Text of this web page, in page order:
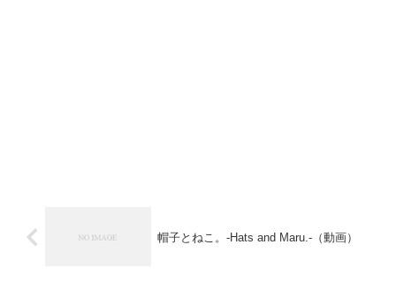
帽子とねこ。-Hats and Maru.-（動画）